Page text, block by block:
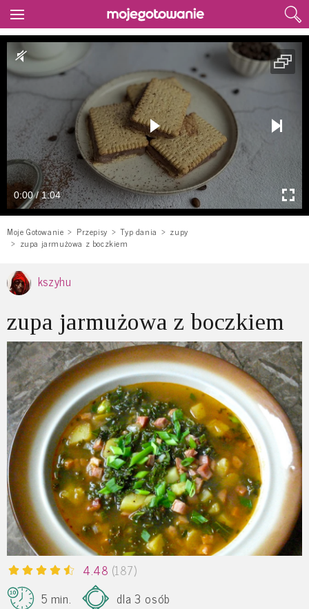
0:00 / 1:04
Moje Gotowanie Przepisy Typ dania
zupy
zupa jarmużowa z boczkiem
kszyhu
zupa jarmużowa z boczkiem
4.48 (187)
5 min.
dla 3 osób